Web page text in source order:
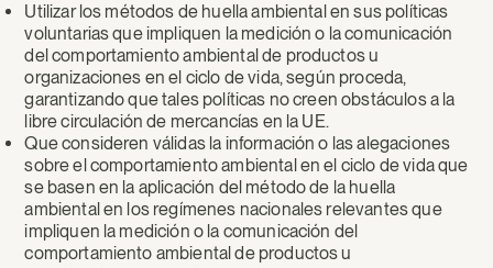
Utilizar los métodos de huella ambiental en sus políticas
voluntarias que impliquen la medición o la comunicación
del comportamiento ambiental de productos u
organizaciones en el ciclo de vida, según proceda,
garantizando que tales políticas no creen obstáculos a la
libre circulación de mercancías en la UE.
Que consideren válidas la información o las alegaciones
sobre el comportamiento ambiental en el ciclo de vida que
se basen en la aplicación del método de la huella
ambiental en los regímenes nacionales relevantes que
impliquen la medición o la comunicación del
comportamiento ambiental de productos u